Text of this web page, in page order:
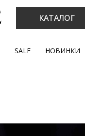
КАТАЛОГ
SALE НОВИНКИ